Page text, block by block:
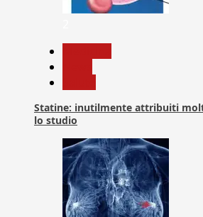
Statine: inutilmente attribuiti
lo studio